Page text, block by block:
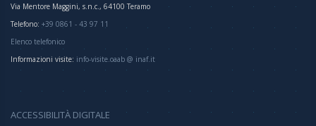
Via Mentore Maggini, s.n.c., 64100 Teramo
Telefono: +39 0861 - 43 97 11
Elenco telefonico
Informazioni visite: info-visite.oaab @ inaf.it
ACCESSIBILITÀ DIGITALE